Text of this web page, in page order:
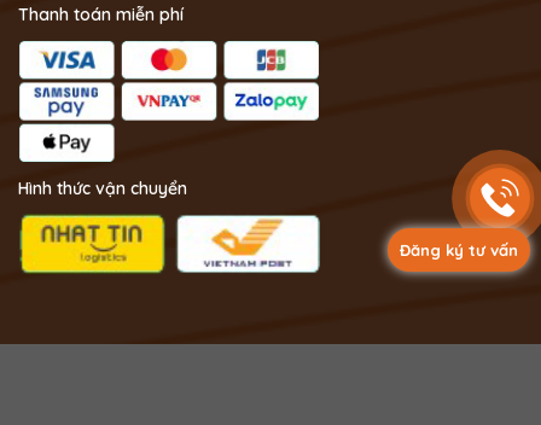
Đăng ký tư vấn
Thanh toán miễn phí
Hình thức vận chuyển